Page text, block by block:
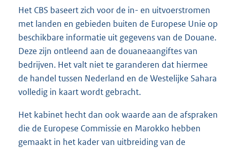
Het CBS baseert zich voor de in- en uitvoerstromen
met landen en gebieden buiten de Europese Unie op
beschikbare informatie uit gegevens van de Douane.
Deze zijn ontleend aan de douaneaangiftes van
bedrijven. Het valt niet te garanderen dat hiermee
de handel tussen Nederland en de Westelijke Sahara
volledig in kaart wordt gebracht.
Het kabinet hecht dan ook waarde aan de afspraken
die de Europese Commissie en Marokko hebben
gemaakt in het kader van uitbreiding van de